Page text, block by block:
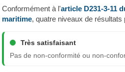
Conformément à l'article D231-3-11
maritime, quatre niveaux de résultats
Très satisfaisant
Pas de non-conformité ou non-